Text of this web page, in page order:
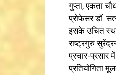
गुप्ता, एकता
प्रोफेसर डॉ.
इसके उचित
राष्ट्रगुरु
प्रचार-प्रसार
प्रतियोगिता